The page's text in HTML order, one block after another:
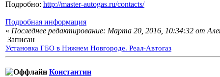
Подробно: http://master-autogas.ru/contacts/
Подробная информация
« Последнее редактирование: Марта 20, 2016, 10:34:32 от
Записан
Установка ГБО в Нижнем Новгороде. Реал-Автогаз
Константин